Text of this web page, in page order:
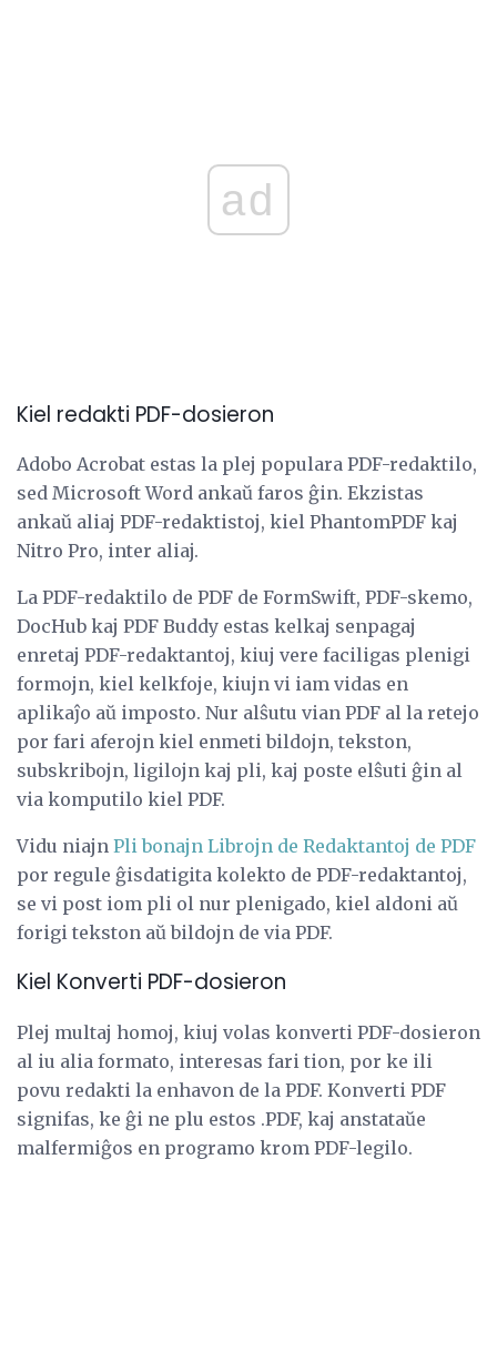
ad
Kiel redakti PDF-dosieron
Adobo Acrobat estas la plej populara PDF-redaktilo,
sed Microsoft Word ankaŭ faros ĝin. Ekzistas
ankaŭ aliaj PDF-redaktistoj, kiel PhantomPDF kaj
Nitro Pro, inter aliaj.
La PDF-redaktilo de PDF de FormSwift, PDF-skemo,
DocHub kaj PDF Buddy estas kelkaj senpagaj
enretaj PDF-redaktantoj, kiuj vere faciligas plenigi
formojn, kiel kelkfoje, kiujn vi iam vidas en
aplikaĵo aŭ imposto. Nur alŝutu vian PDF al la retejo
por fari aferojn kiel enmeti bildojn, tekston,
subskribojn, ligilojn kaj pli, kaj poste elŝuti ĝin al
via komputilo kiel PDF.
Vidu niajn Pli bonajn Librojn de Redaktantoj de PDF
por regule ĝisdatigita kolekto de PDF-redaktantoj,
se vi post iom pli ol nur plenigado, kiel aldoni aŭ
forigi tekston aŭ bildojn de via PDF.
Kiel Konverti PDF-dosieron
Plej multaj homoj, kiuj volas konverti PDF-dosieron
al iu alia formato, interesas fari tion, por ke ili
povu redakti la enhavon de la PDF. Konverti PDF
signifas, ke ĝi ne plu estos .PDF, kaj anstataŭe
malfermiĝos en programo krom PDF-legilo.